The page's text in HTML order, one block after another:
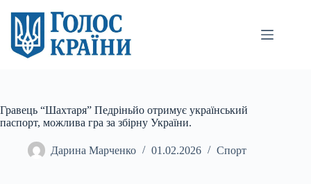
вмісту
Гравець “Шахтаря” Педріньйо отримує український
паспорт, можлива гра за збірну України.
Дарина Марченко 01.02.2026 Спорт